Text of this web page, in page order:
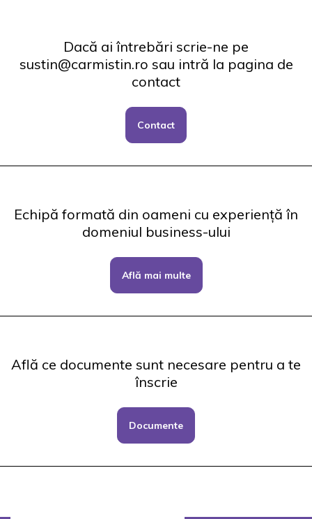
Dacă ai întrebări scrie-ne pe
sustin@carmistin.ro sau intră la pagina de
contact
Contact
Echipă formată din oameni cu experiență în
domeniul business-ului
Află mai multe
Află ce documente sunt necesare pentru a te
înscrie
Documente